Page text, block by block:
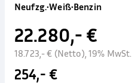
Neufzg.•Weiß•Benzin
22.280,- €
18.723,- € (Netto), 19% MwSt.
254,- €